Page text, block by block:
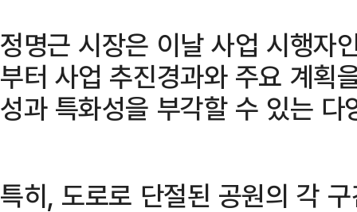
정명근 시장은 이날 사업 시행자
부터 사업 추진경과와 주요 계획
성과 특화성을 부각할 수 있는 다
특히, 도로로 단절된 공원의 각